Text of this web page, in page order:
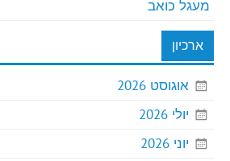
מעגל כואב
ארכיון
אוגוסט 2026
יולי 2026
יוני 2026